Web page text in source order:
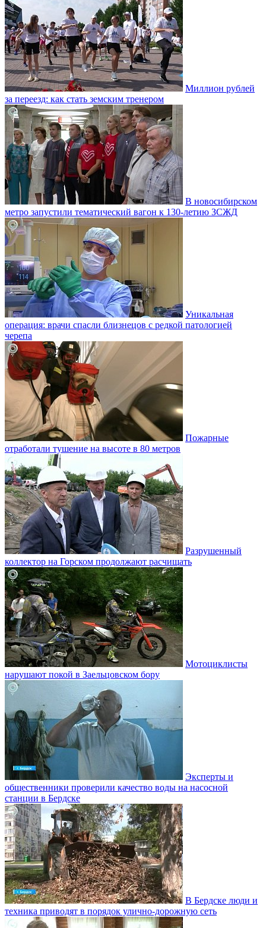
Миллион рублей
за переезд: как стать земским тренером
В новосибирском
метро запустили тематический вагон к 130-летию ЗСЖД
Уникальная
операция: врачи спасли близнецов с редкой патологией
черепа
Пожарные
отработали тушение на высоте в 80 метров
Разрушенный
коллектор на Горском продолжают расчищать
Мотоциклисты
нарушают покой в Заельцовском бору
Эксперты и
общественники проверили качество воды на насосной
станции в Бердске
В Бердске люди и
техника приводят в порядок улично‑дорожную сеть